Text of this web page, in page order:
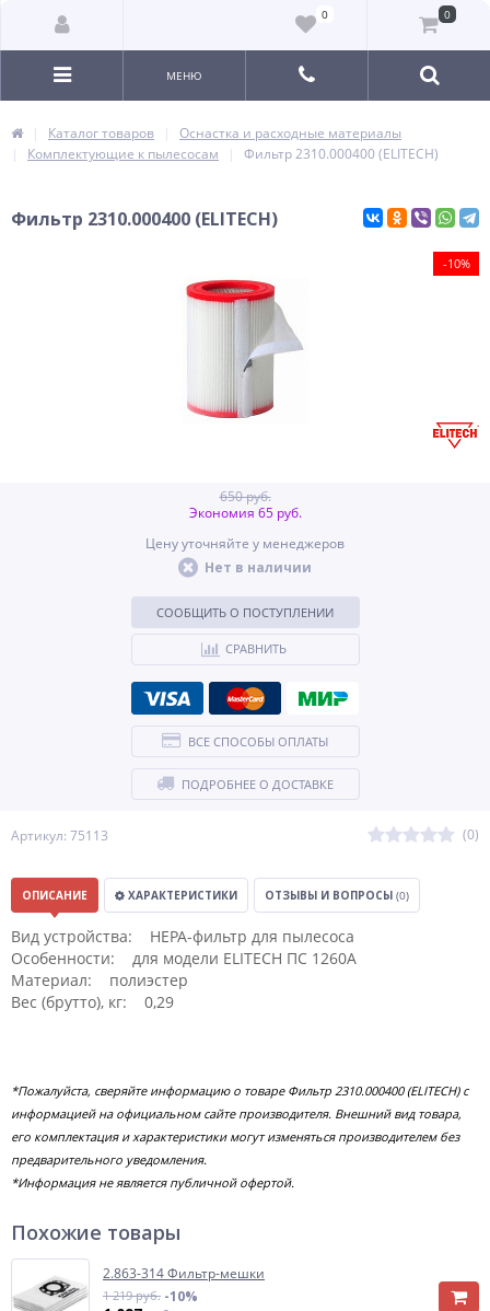
0 0
МЕНЮ
Каталог товаров
Оснастка и расходные материалы
Комплектующие к пылесосам
Фильтр 2310.000400 (ELITECH)
Фильтр 2310.000400 (ELITECH)
-10%
Артикул: 75113 (0)
650 руб.
Экономия 65 руб.
Цену уточняйте у менеджеров
Нет в наличии
СООБЩИТЬ О ПОСТУПЛЕНИИ
СРАВНИТЬ
ВСЕ СПОСОБЫ ОПЛАТЫ
ПОДРОБНЕЕ О ДОСТАВКЕ
ОПИСАНИЕ ХАРАКТЕРИСТИКИ ОТЗЫВЫ И ВОПРОСЫ (0)
Вид устройства: НЕРА-фильтр для пылесоса
Особенности: для модели ELITECH ПС 1260А
Материал: полиэстер
Вес (брутто), кг: 0,29
*Пожалуйста, сверяйте информацию о товаре Фильтр 2310.000400 (ELITECH) с
информацией на официальном сайте производителя. Внешний вид товара,
его комплектация и характеристики могут изменяться производителем без
предварительного уведомления.
*Информация не является публичной офертой.
Похожие товары
2.863-314 Фильтр-мешки
1 219 руб. -10%